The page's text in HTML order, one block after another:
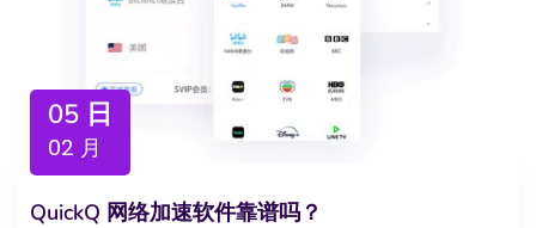
05 日
02 月
QuickQ 网络加速软件靠谱吗？